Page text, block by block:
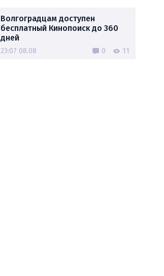
Волгоградцам доступен
бесплатный Кинопоиск до 360
дней
23:07 08.08 0 11